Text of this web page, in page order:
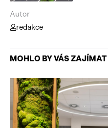
Autor
redakce
MOHLO BY VÁS ZAJÍMAT